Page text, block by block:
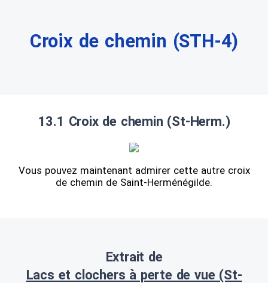
Croix de chemin (STH-4)
13.1 Croix de chemin (St-Herm.)
Vous pouvez maintenant admirer cette autre croix
de chemin de Saint-Herménégilde.
Extrait de
Lacs et clochers à perte de vue (St-